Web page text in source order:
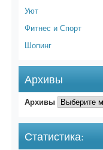
Уют
Фитнес и Спорт
Шопинг
Архивы
Архивы
Статистика: